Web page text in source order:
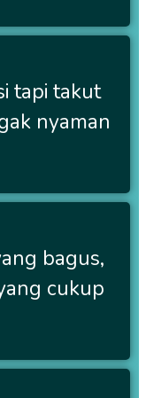
tapi takut
nyaman
bagus,
cukup